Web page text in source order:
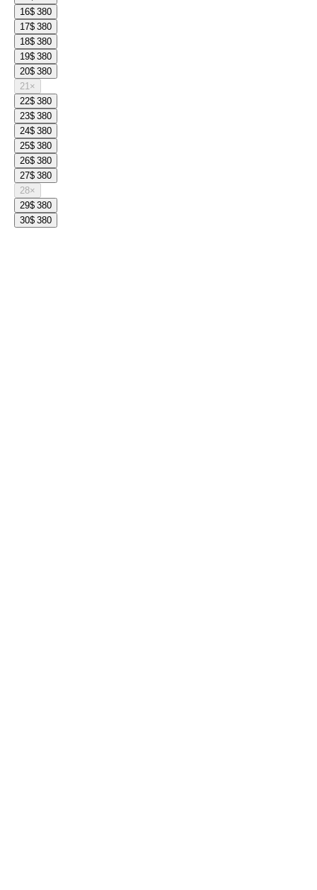
16$ 380
17$ 380
18$ 380
19$ 380
20$ 380
21×
22$ 380
23$ 380
24$ 380
25$ 380
26$ 380
27$ 380
28×
29$ 380
30$ 380